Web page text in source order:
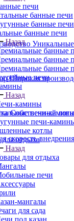
печи
банные печи
банные печи
банные печи
Назад
банные
банные
банные
печи
Назад
камины
печи-
печи-
котлы
отдыха
Назад
для отдыха
печи
мангалы
для сада
под казан
Широкая
Собственный
скорость